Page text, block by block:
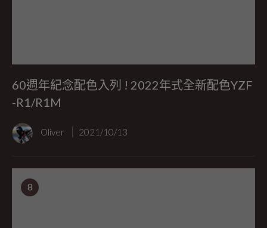
60週年紀念配色入列 ! 2022年式全新配色YZF
-R1/R1M
Oliver 2021/10/13
8